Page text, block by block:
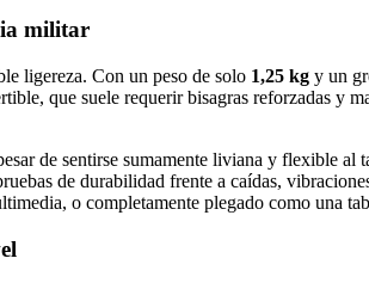
militar
ligereza. Con un peso de solo 1,25 kg y un
que suele requerir bisagras reforzadas y
de sentirse sumamente liviana y flexible
de durabilidad frente a caídas,
o completamente plegado como una